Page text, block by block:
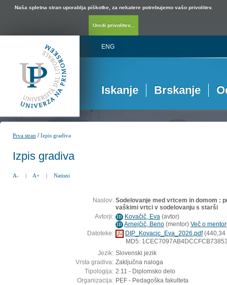
Naša spletna stran uporablja piškotke, za nekatere potrebujemo vašo privolitev.
Uredi privolitev...
ENG
Iskanje Brskanje
Prva stran /Izpis gradiva
Izpis gradiva
A- | A+ | Natisni
Naslov: Sodelovanje med vrtcem in domom :
vaškimi vrtci v sodelovanju s starši
Avtorji: ID Kovačič, Eva (avtor)
ID Arnejčič, Beno (mentor) Več o
Datoteke:
DIP_Kovacic_Eva_2026.pdf(440,34
MD5:
Jezik: Slovenski jezik
Vrsta gradiva: Zaključna naloga
Tipologija: 2.11 - Diplomsko delo
Organizacija: PEF - Pedagoška fakulteta